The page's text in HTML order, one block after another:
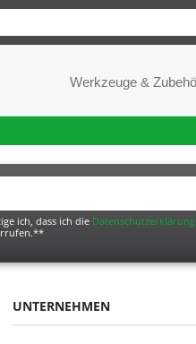
Werkzeuge &
ich, dass ich die Daten­schutz­erklärung
UNTERNEHMEN